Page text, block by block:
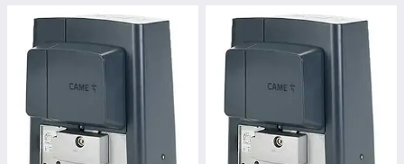
дисплеї і прості в програмуванні.
В комплект поставки відкатної автоматики
входить інструкція з монтажу та
підключення російською мовою.